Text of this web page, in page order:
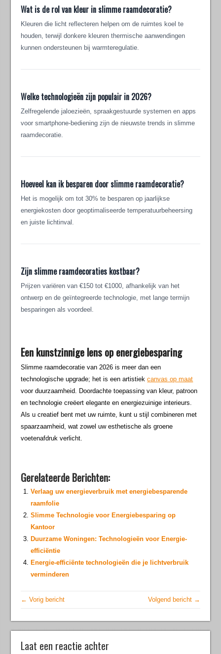
Wat is de rol van kleur in slimme raamdecoratie?
Kleuren die licht reflecteren helpen om de ruimtes koel te
houden, terwijl donkere kleuren thermische aanwendingen
kunnen ondersteunen bij warmteregulatie.
Welke technologieën zijn populair in 2026?
Zelfregelende jaloezieën, spraakgestuurde systemen en apps
voor smartphone-bediening zijn de nieuwste trends in slimme
raamdecoratie.
Hoeveel kan ik besparen door slimme raamdecoratie?
Het is mogelijk om tot 30% te besparen op jaarlijkse
energiekosten door geoptimaliseerde temperatuurbeheersing
en juiste lichtinval.
Zijn slimme raamdecoraties kostbaar?
Prijzen variëren van €150 tot €1000, afhankelijk van het
ontwerp en de geïntegreerde technologie, met lange termijn
besparingen als voordeel.
Een kunstzinnige lens op energiebesparing
Slimme raamdecoratie van 2026 is meer dan een
technologische upgrade; het is een artistiekcanvas op maat
voor duurzaamheid. Doordachte toepassing van kleur, patroon
en technologie creëert elegante en energiezuinige interieurs.
Als u creatief bent met uw ruimte, kunt u stijl combineren met
spaarzaamheid, wat zowel uw esthetische als groene
voetenafdruk verlicht.
Gerelateerde Berichten:
Verlaag uw energieverbruik met energiebesparende
raamfolie
Slimme Technologie voor Energiebesparing op
Kantoor
Duurzame Woningen: Technologieën voor Energie-
efficiëntie
Energie-efficiënte technologieën die je lichtverbruik
verminderen
← Vorig bericht Volgend bericht →
Laat een reactie achter